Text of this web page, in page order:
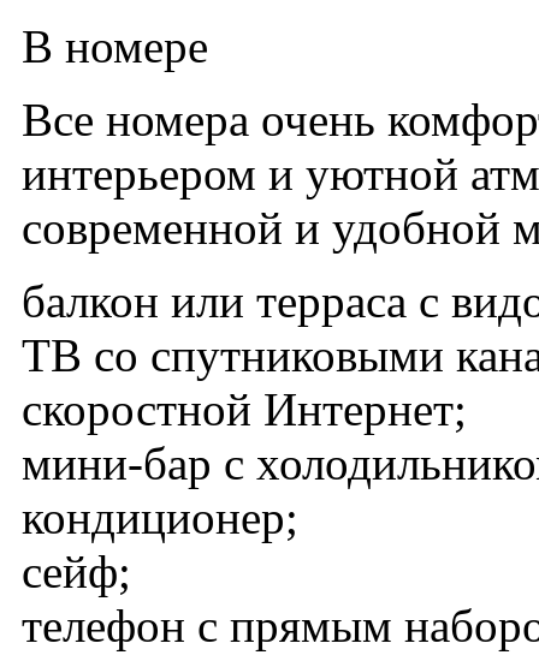
В номере
Все номера очень
интерьером и уютной
современной и удобной
балкон или терраса с
ТВ со спутниковыми
скоростной Интернет;
мини-бар с
кондиционер;
сейф;
телефон с прямым